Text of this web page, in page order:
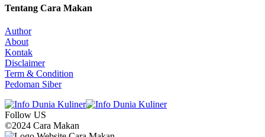
Tentang Cara Makan
Author
About
Kontak
Disclaimer
Term & Condition
Pedoman Siber
Follow US
©2024 Cara Makan